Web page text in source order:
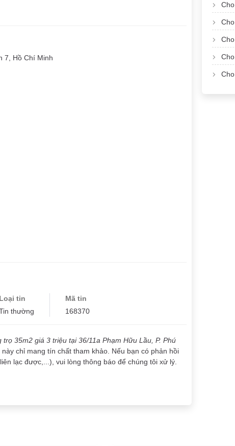
7, Hồ Chí Minh
Loại tin
thường
Mã tin
168370
trọ 35m2 giá 3 triệu tại 36/11a Phạm Hữu Lầu, P. Phú
chỉ mang tín chất tham khảo. Nếu bạn có phản hồi
lạc được,...), vui lòng thông báo để chúng tôi xử lý.